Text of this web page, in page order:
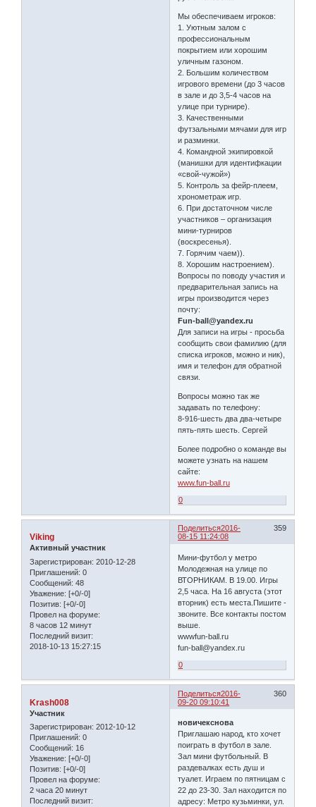
Мы обеспечиваем игроков:
1. Уютным залом с
профессиональным
покрытием или хорошим
уличным газоном.
2. Большим количеством
игрового времени (до 3 часов
в зале и до 3,5-4 часов на
улице при турнире).
3. Качественными
футзальными мячами для игр
и разминки.
4. Командной экипировкой
(манишки для идентифкации
«свой-чужой»)
5. Контроль за фейр-плеем,
хронометраж игр.
6. При достаточном числе
участников – организация
мини-турниров
(воскресенья).
7. Горячим чаем)).
8. Хорошим настроением).
Вопросы по поводу участия и
предварительная запись на
игры производится через
почту:
Fun-ball@yandex.ru
Для записи на игры - просьба
сообщить свои фамилию (для
списка игроков, можно и ник),
имя и телефон для обратной
связи.
Вопросы можно так же
задавать по телефону:
8-916-шесть два два-четыре
пять-пять шесть. Сергей
Более подробно о команде вы
можете узнать на нашем
сайте:
www.fun-ball.ru
0
Поделиться 359
2016-
08-15 11:24:08
Viking
Активный участник
Зарегистрирован: 2010-12-28
Приглашений: 0
Сообщений: 48
Уважение: [+0/-0]
Позитив: [+0/-0]
Провел на форуме:
8 часов 12 минут
Последний визит:
2018-10-13 15:27:15
Мини-футбол у метро
Молодежная на улице по
ВТОРНИКАМ. В 19.00. Игры
2,5 часа. На 16 августа (этот
вторник) есть места.Пишите -
звоните. Все контакты постом
выше.
wwwfun-ball.ru
fun-ball@yandex.ru
0
Поделиться 360
2016-
09-20 09:10:41
Krash008
Участник
Зарегистрирован: 2012-10-12
Приглашений: 0
Сообщений: 16
Уважение: [+0/-0]
Позитив: [+0/-0]
Провел на форуме:
2 часа 20 минут
Последний визит:
новичекснова
Приглашаю народ, кто хочет
поиграть в футбол в зале.
Зал мини футбольный. В
раздевалках есть душ и
туалет. Играем по пятницам с
22 до 23-30. Зал находится по
адресу: Метро кузьминки, ул.